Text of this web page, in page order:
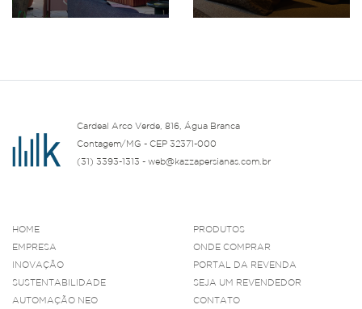
Cardeal Arco Verde, 816, Água Branca
Contagem/MG - CEP 32371-000
(31) 3393-1313 - web@kazzapersianas.com.br
HOME
EMPRESA
INOVAÇÃO
SUSTENTABILIDADE
AUTOMAÇÃO NEO
PRODUTOS
ONDE COMPRAR
PORTAL DA REVENDA
SEJA UM REVENDEDOR
CONTATO